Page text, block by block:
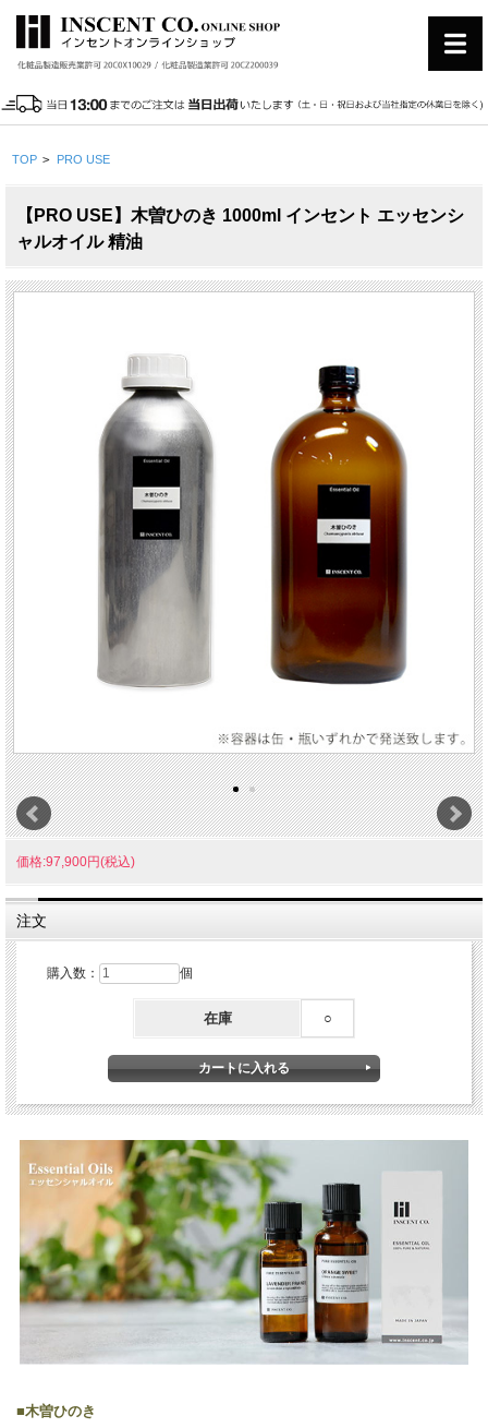
TOP > PRO USE
【PRO USE】木曽ひのき 1000ml インセント エッセンシ
ャルオイル 精油
価格:97,900円(税込)
注文
購入数： 個
在庫 ○
■木曽ひのき